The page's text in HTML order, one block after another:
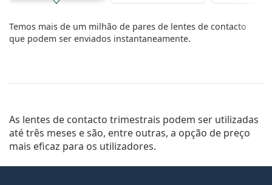
Temos mais de um milhão de pares de lentes de contacto
que podem ser enviados instantaneamente.
As lentes de contacto trimestrais podem ser utilizadas
até três meses e são, entre outras, a opção de preço
mais eficaz para os utilizadores.